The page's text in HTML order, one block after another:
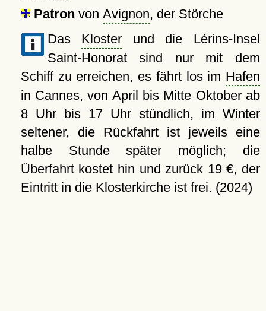
Patron von Avignon, der Störche
Das Kloster und die Lérins-Insel
Saint-Honorat sind nur mit dem
Schiff zu erreichen, es fährt los im Hafen
in Cannes, von April bis Mitte Oktober ab
8 Uhr bis 17 Uhr stündlich, im Winter
seltener, die Rückfahrt ist jeweils eine
halbe Stunde später möglich; die
Überfahrt kostet hin und zurück 19 €, der
Eintritt in die Klosterkirche ist frei. (2024)